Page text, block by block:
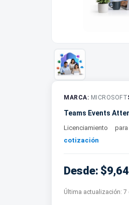
MARCA: MICROSOFT
Teams Events
Licenciamiento
cotización
Desde:
Última actualización: 7